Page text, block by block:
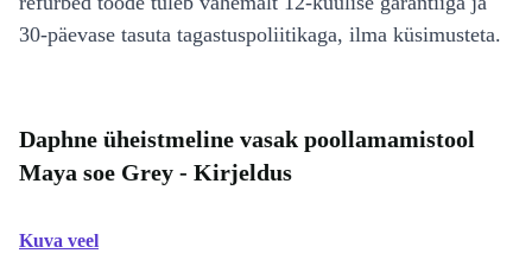
30-päevase tasuta tagastuspoliitikaga, ilma küsimusteta.
Daphne üheistmeline vasak poollamamistool
Maya soe Grey - Kirjeldus
Kuva veel